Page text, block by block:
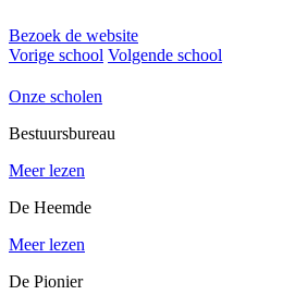
Bezoek de website
Vorige school Volgende school
Onze scholen
Bestuursbureau
Meer lezen
De Heemde
Meer lezen
De Pionier